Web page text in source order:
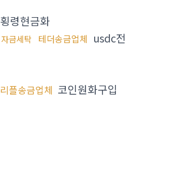
횡령현금화
자금세탁 테더송금업체 usdc전
리플송금업체 코인원화구입